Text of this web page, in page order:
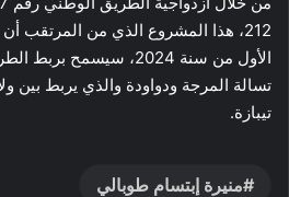
212، هذا المشروع الذي من المرتقب
تسالة المرجة ودواودة والذي يربط بين
تيبازة.
منيرة إبتسام طوبالي